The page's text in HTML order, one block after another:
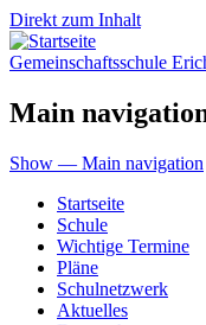
Direkt zum Inhalt
Gemeinschaftsschule
Main
Show — Main navigation
Startseite
Schule
Wichtige Termine
Pläne
Schulnetzwerk
Aktuelles